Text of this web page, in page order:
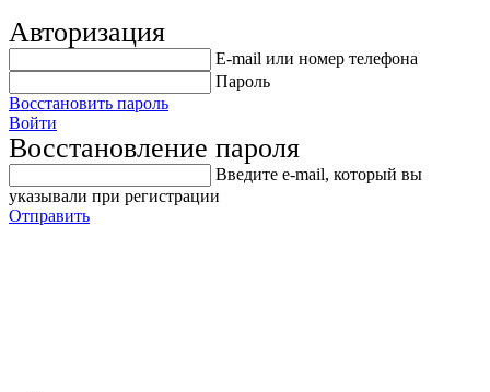
Авторизация
E-mail или номер телефона
Пароль
Восстановить пароль
Войти
Восстановление пароля
Введите е-mail, который вы
указывали при регистрации
Отправить